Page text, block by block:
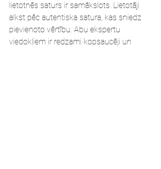
lietotnēs saturs ir samākslots. Lietotāji
alkst pēc autentiska satura, kas sniedz
pievienoto vērtību. Abu ekspertu
viedokļiem ir redzami kopsaucēji un